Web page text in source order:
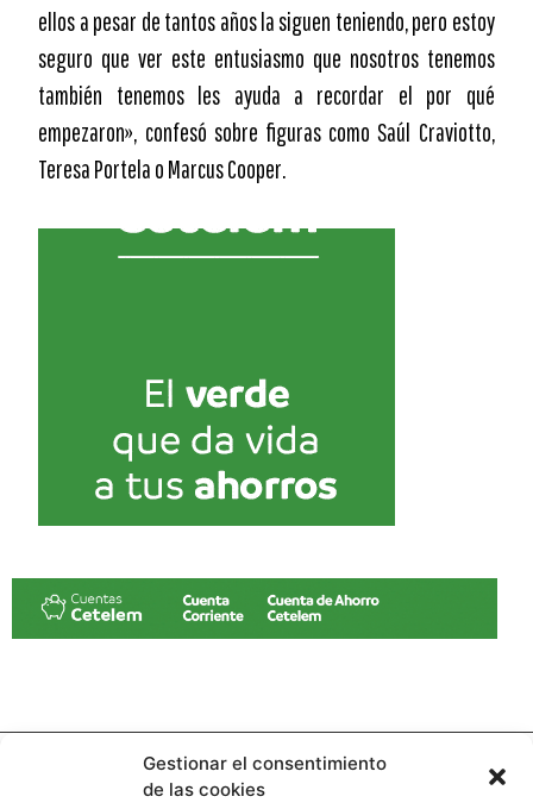
Gestionar el consentimiento
de las cookies
ellos a pesar de tantos años la siguen teniendo, pero estoy
seguro que ver este entusiasmo que nosotros tenemos
también tenemos les ayuda a recordar el por qué
empezaron», confesó sobre figuras como Saúl Craviotto,
Teresa Portela o Marcus Cooper.